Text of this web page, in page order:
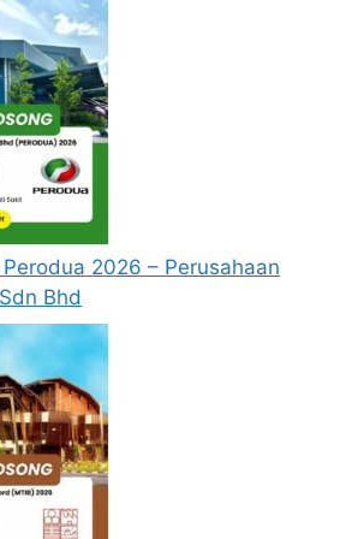
jawatan diatas hendaklah
Permohonan Online
melalui pautan yang telah
dibawah. Untuk pemohon kali
perlu mendaftar akaun
dahulu.
memuat naik resume
(kelayakan akademik,
kerja, gaji semasa dan gaji
gambar berukuran
salinan sijil-sijil berkaitan)
permohonan.
telah mendaftar dan
yang disenaraikan
memohon semula
permohonan masih
permohonan sila
2026 – Perusahaan
Bhd